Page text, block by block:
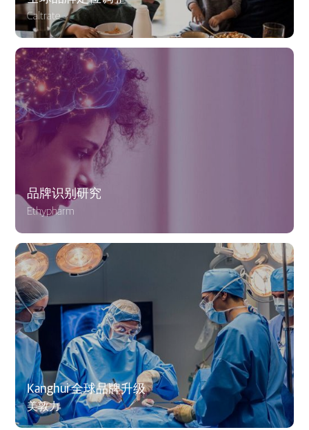
Caltrate
品牌识别研究
Ethypharm
Kanghui 全球品牌升级
美敦力